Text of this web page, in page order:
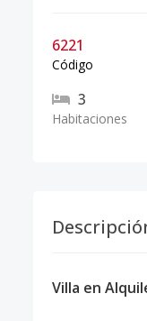
6221
Código
3
Habitaciones
Villa en